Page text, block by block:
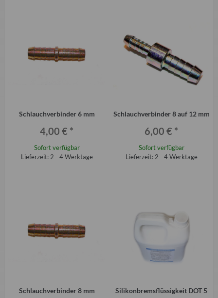
Schlauchverbinder 6 mm
4,00 € *
Sofort verfügbar
Lieferzeit: 2 - 4 Werktage
Schlauchverbinder 8 auf 12 mm
6,00 € *
Sofort verfügbar
Lieferzeit: 2 - 4 Werktage
Schlauchverbinder 8 mm Silikonbremsflüssigkeit DOT 5